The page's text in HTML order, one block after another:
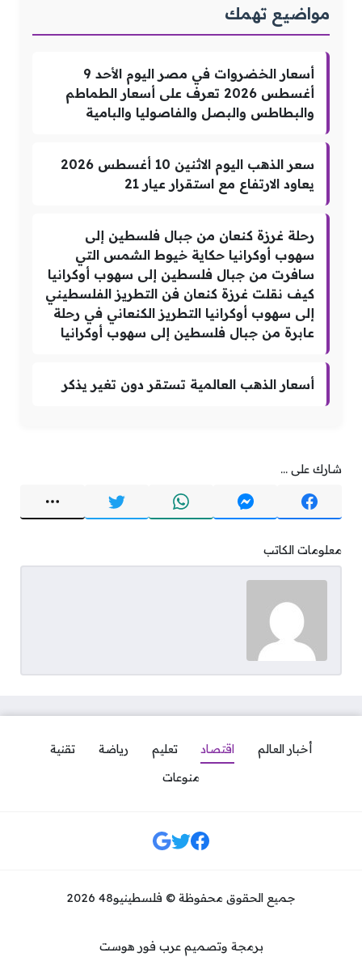
مواضيع تهمك
أسعار الخضروات في مصر اليوم الأحد 9
أغسطس 2026 تعرف على أسعار الطماطم
والبطاطس والبصل والفاصوليا والبامية
سعر الذهب اليوم الاثنين 10 أغسطس 2026
يعاود الارتفاع مع استقرار عيار 21
رحلة غرزة كنعان من جبال فلسطين إلى
سهوب أوكرانيا حكاية خيوط الشمس التي
سافرت من جبال فلسطين إلى سهوب أوكرانيا
كيف نقلت غرزة كنعان فن التطريز الفلسطيني
إلى سهوب أوكرانيا التطريز الكنعاني في رحلة
عابرة من جبال فلسطين إلى سهوب أوكرانيا
أسعار الذهب العالمية تستقر دون تغير يذكر
شارك على ...
معلومات الكاتب
أخبار العالم اقتصاد تعليم رياضة
تقنية
منوعات
مواقع التواصل
جميع الحقوق محفوظة © فلسطينيو48 2026
برمجة وتصميم عرب فور هوست